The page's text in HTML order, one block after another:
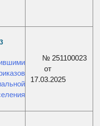
№ 251100023
от
17.03.2025